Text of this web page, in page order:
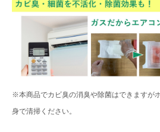
※本商品でカビ臭の消臭や除菌はできますが
身で清掃ください。